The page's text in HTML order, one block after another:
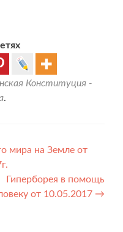
Конституция -
.
мира на Земле от
Гиперборея в помощь
от 10.05.2017 →